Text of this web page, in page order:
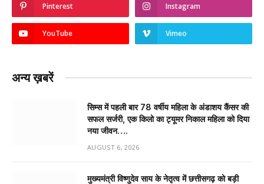
Pinterest Instagram
YouTube Vimeo
अन्य ख़बरें
सिम्स में पहली बार 78 वर्षीय महिला के अंडाशय कैंसर की
सफल सर्जरी, एक किलो का ट्यूमर निकाल महिला को दिया
नया जीवन….
AUGUST 6, 2026
मुख्यमंत्री विष्णुदेव साय के नेतृत्व में छत्तीसगढ़ को बड़ी